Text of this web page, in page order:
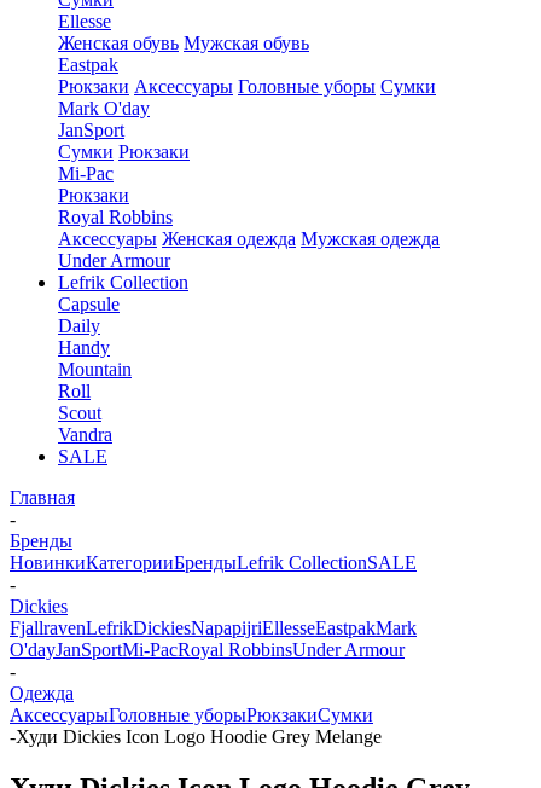
Ellesse
Женская обувь Мужская обувь
Eastpak
Рюкзаки Аксессуары Головные уборы Сумки
Mark O'day
JanSport
Сумки Рюкзаки
Mi-Pac
Рюкзаки
Royal Robbins
Аксессуары Женская одежда Мужская одежда
Under Armour
Lefrik Collection
Capsule
Daily
Handy
Mountain
Roll
Scout
Vandra
SALE
Главная
-
Бренды
НовинкиКатегорииБрендыLefrik CollectionSALE
-
Dickies
FjallravenLefrikDickiesNapapijriEllesseEastpakMark
O'dayJanSportMi-PacRoyal RobbinsUnder Armour
-
Одежда
АксессуарыГоловные уборыРюкзакиСумки
-Худи Dickies Icon Logo Hoodie Grey Melange